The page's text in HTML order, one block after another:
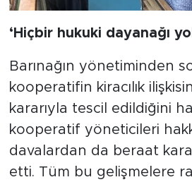
‘Hiçbir hukuki dayanağı
Barınağın yönetiminden
kooperatifin kiracılık
kararıyla tescil edildiğini
kooperatif yöneticileri
davalardan da beraat
etti. Tüm bu gelişmelere